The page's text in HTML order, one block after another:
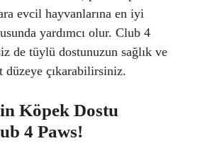
evcil hayvanlarına en iyi
yardımcı olur. Club 4
de tüylü dostunuzun sağlık ve
düzeye çıkarabilirsiniz.
Köpek Dostu
4 Paws!